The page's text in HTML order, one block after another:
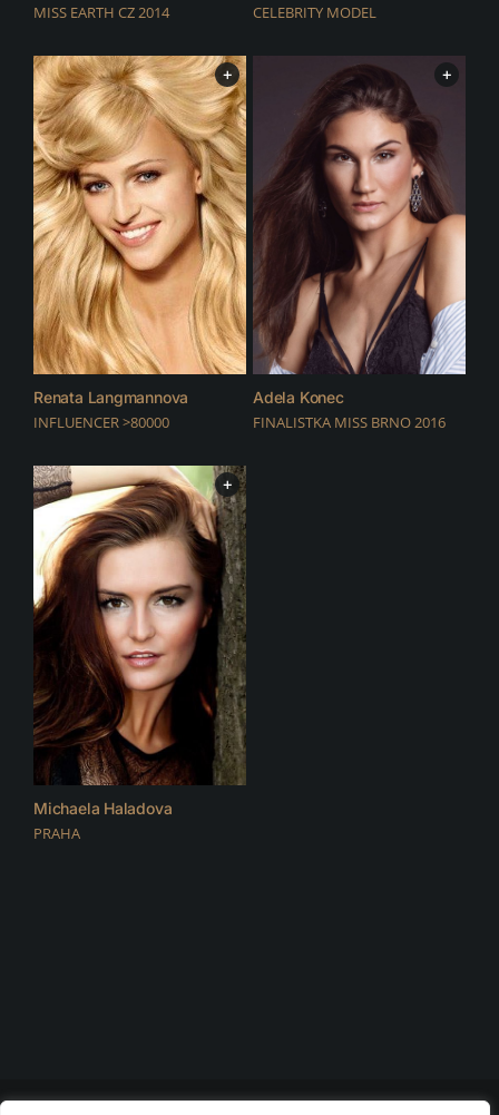
MISS EARTH CZ 2014 CELEBRITY MODEL
+
Renata Langmannova
INFLUENCER >80000
+
Adela Konec
FINALISTKA MISS BRNO 2016
+
Michaela Haladova
PRAHA